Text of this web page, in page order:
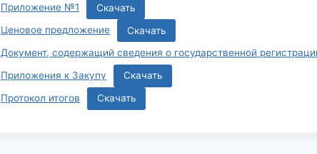
Приложение №1
Скачать
Ценовое предложение
Скачать
Документ, содержащий сведения о государственной
Приложения к Закупу
Скачать
Протокол итогов
Скачать